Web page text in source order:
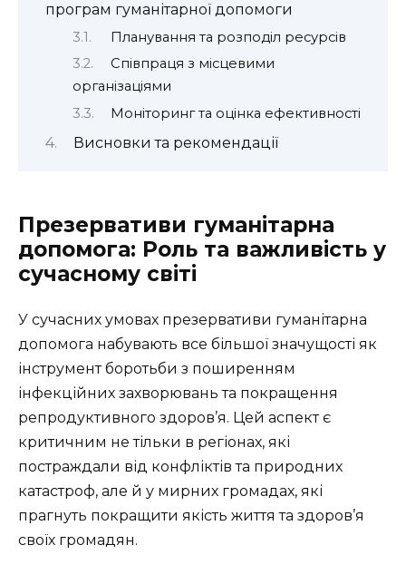
програм гуманітарної допомоги
Планування та розподіл ресурсів
Співпраця з місцевими
організаціями
Моніторинг та оцінка ефективності
Висновки та рекомендації
Презервативи гуманітарна
допомога: Роль та важливість у
сучасному світі
У сучасних умовах презервативи гуманітарна
допомога набувають все більшої значущості як
інструмент боротьби з поширенням
інфекційних захворювань та покращення
репродуктивного здоров’я. Цей аспект є
критичним не тільки в регіонах, які
постраждали від конфліктів та природних
катастроф, але й у мирних громадах, які
прагнуть покращити якість життя та здоров’я
своїх громадян.